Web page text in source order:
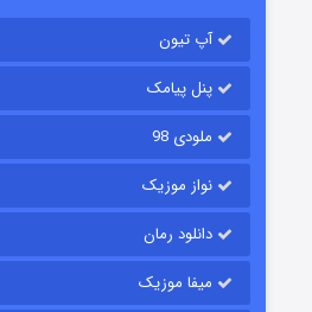
آپ تیون
پنل پیامک
ملودی 98
نواز موزیک
دانلود رمان
میفا موزیک